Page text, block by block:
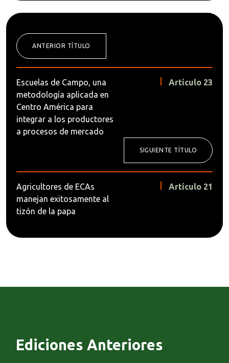
ANTERIOR TÍTULO
Escuelas de Campo, una
metodología aplicada en
Centro América para
integrar a los productores
a procesos de mercado
Artículo 23
SIGUIENTE TÍTULO
Agricultores de ECAs
manejan exitosamente al
tizón de la papa
Artículo 21
Ediciones Anteriores